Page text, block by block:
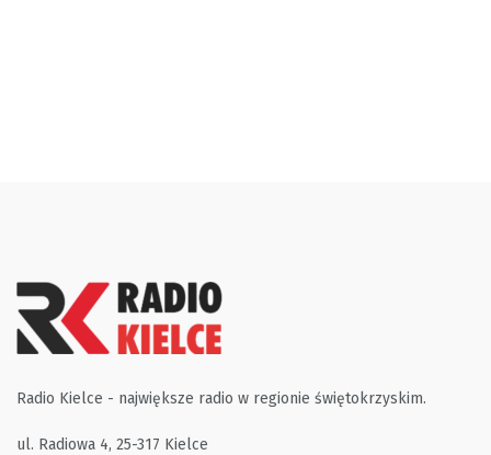
Radio Kielce - największe radio w regionie świętokrzyskim.
ul. Radiowa 4, 25-317 Kielce